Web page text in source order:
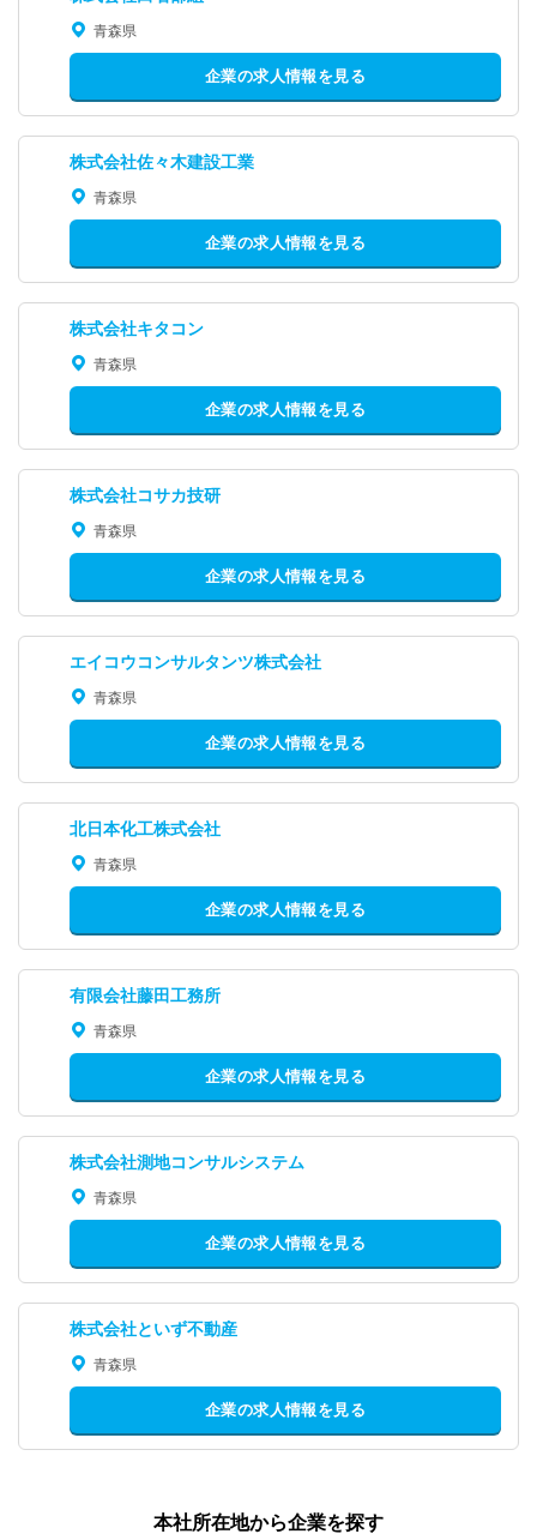
青森県
企業の求人情報を見る
株式会社佐々木建設工業
青森県
企業の求人情報を見る
株式会社キタコン
青森県
企業の求人情報を見る
株式会社コサカ技研
青森県
企業の求人情報を見る
エイコウコンサルタンツ株式会社
青森県
企業の求人情報を見る
北日本化工株式会社
青森県
企業の求人情報を見る
有限会社藤田工務所
青森県
企業の求人情報を見る
株式会社測地コンサルシステム
青森県
企業の求人情報を見る
株式会社といず不動産
青森県
企業の求人情報を見る
本社所在地から企業を探す